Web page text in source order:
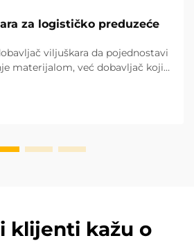
za logističko preduzeće
viljuškara da pojednostavi
materijalom, već dobavljač koji
u projektima na licu mesta u
prepoznali smo potencijal...
klijenti kažu o